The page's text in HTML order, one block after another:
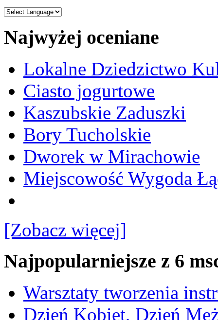
Najwyżej oceniane
Lokalne Dziedzictwo
Ciasto jogurtowe
Kaszubskie Zaduszki
Bory Tucholskie
Dworek w Mirachowie
Miejscowość Wygoda
[Zobacz więcej]
Najpopularniejsze z 6
Warsztaty tworzenia
Dzień Kobiet, Dzień